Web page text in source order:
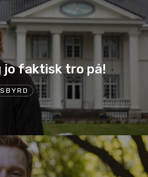
jo faktisk tro på!